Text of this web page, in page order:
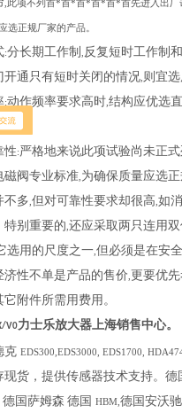
,此项不列首*首*首*首*首*首先进入出厂
选正规厂家的产品。
:分长期工作制 反复短时工作制
开通只有短时关闭的情况 则宜选
:动作频率要求高时 ,结构应优选
性:严格地来说此项试验尚未正
磁阀专业标准 为确保质量应选
不多 ,但对可靠性要求却很高 ,如
特别重要的 ,还应采取两只连用双
选用的尺度之一 ,但必须是在安
济性不单是产品的售价 更要优
附件所需用费用。
V0力士乐放大器上海销售中心。
克 EDS300,EDS3000, EDS1700,
现货，提供传感器技术支持。德
国萨姆森 德国 HBM,德国安沃驰